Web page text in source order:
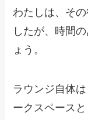
わたしは、そ
したが、時間
ょう。
ラウンジ自体
ークスペース